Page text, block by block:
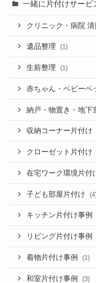
一緒に片付けサービ
クリニック・病院 清
遺品整理 (1)
生前整理 (1)
赤ちゃん・ベビーベ
納戸・物置き・地下
収納コーナー片付け
クローゼット片付け
在宅ワーク環境片付
子ども部屋片付け
キッチン片付け事例
リビング片付け事例
着物片付け事例 (1)
和室片付け事例 (3)